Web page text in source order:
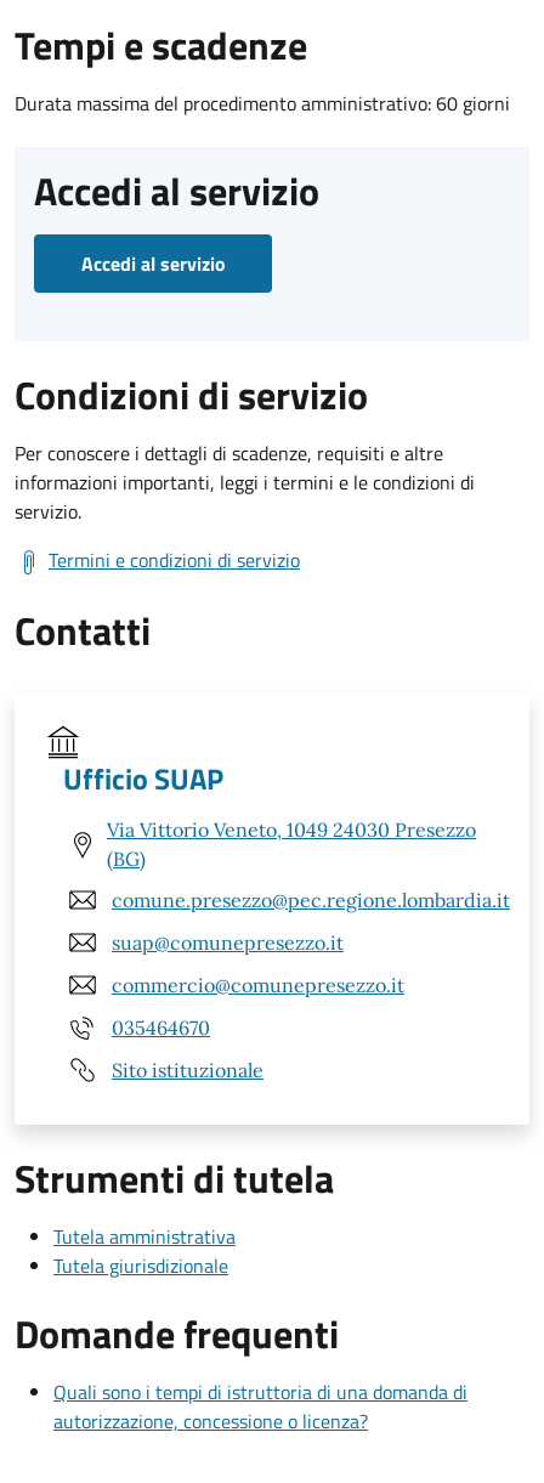
Tempi e scadenze
Durata massima del procedimento amministrativo: 60 giorni
Accedi al servizio
Accedi al servizio
Condizioni di servizio
Per conoscere i dettagli di scadenze, requisiti e altre
informazioni importanti, leggi i termini e le condizioni di
servizio.
Termini e condizioni di servizio
Contatti
Ufficio SUAP
Via Vittorio Veneto, 1049 24030 Presezzo
(BG)
comune.presezzo@pec.regione.lombardia.it
suap@comunepresezzo.it
commercio@comunepresezzo.it
035464670
Sito istituzionale
Strumenti di tutela
Tutela amministrativa
Tutela giurisdizionale
Domande frequenti
Quali sono i tempi di istruttoria di una domanda di
autorizzazione, concessione o licenza?